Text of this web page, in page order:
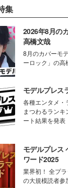
集
2026年8月の
高橋文哉
8月のカバーモ
ーロック」の高
モデルプレス
各種エンタメ・
まつわるラン
ート結果を発表
モデルプレス
ワード2025
業界初！ 全プ
の大規模読者参